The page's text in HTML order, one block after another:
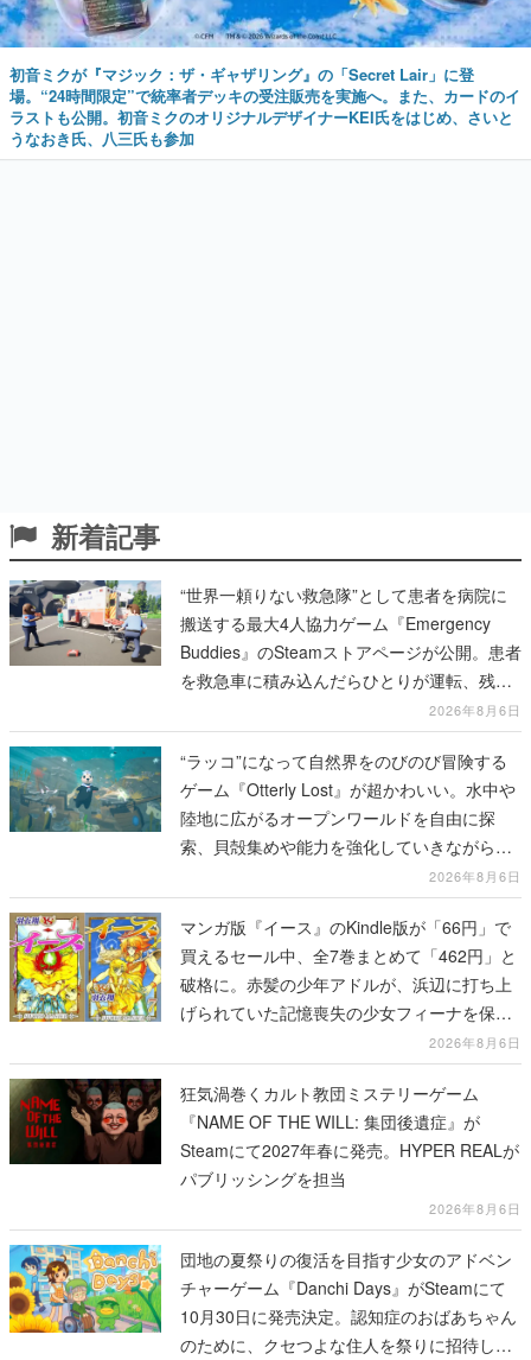
初音ミクが『マジック：ザ・ギャザリング』の「Secret Lair」に登
場。“24時間限定”で統率者デッキの受注販売を実施へ。また、カードのイ
ラストも公開。初音ミクのオリジナルデザイナーKEI氏をはじめ、さいと
うなおき氏、八三氏も参加
新着記事
“世界一頼りない救急隊”として患者を病院に
搬送する最大4人協力ゲーム『Emergency
Buddies』のSteamストアページが公開。患者
を救急車に積み込んだらひとりが運転、残り
2026年8月6日
“ラッコ”になって自然界をのびのび冒険する
ゲーム『Otterly Lost』が超かわいい。水中や
陸地に広がるオープンワールドを自由に探
索、貝殻集めや能力を強化していきながら、
2026年8月6日
マンガ版『イース』のKindle版が「66円」で
買えるセール中、全7巻まとめて「462円」と
破格に。赤髪の少年アドルが、浜辺に打ち上
げられていた記憶喪失の少女フィーナを保護
2026年8月6日
狂気渦巻くカルト教団ミステリーゲーム
『NAME OF THE WILL: 集団後遺症』が
Steamにて2027年春に発売。HYPER REALが
パブリッシングを担当
2026年8月6日
団地の夏祭りの復活を目指す少女のアドベン
チャーゲーム『Danchi Days』がSteamにて
10月30日に発売決定。認知症のおばあちゃん
のために、クセつよな住人を祭りに招待して